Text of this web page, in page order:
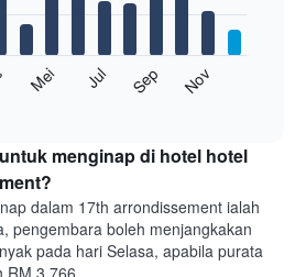
Mei Jul Sep Nov
menginap di hotel hotel
dalam 17th arrondissement ialah
pengembara boleh menjangkakan
pada hari Selasa, apabila purata